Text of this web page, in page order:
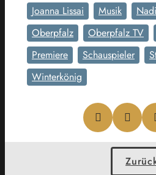
Joanna Lissai
Musik
Oberpfalz
Oberpfalz TV
Premiere
Schauspieler
Winterkönig